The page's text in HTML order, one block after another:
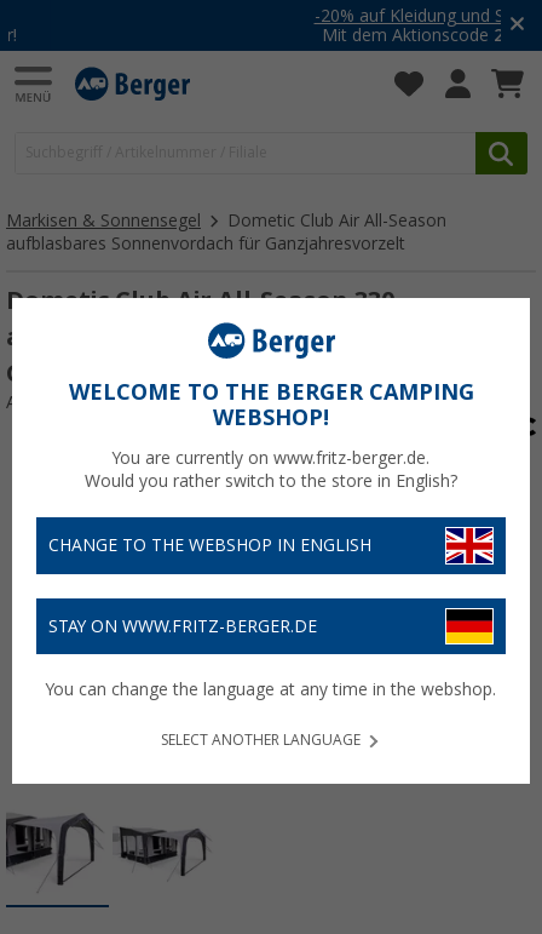
-20% auf Kleidung und Schuhe
Mit dem Aktionscode20SSV
Markisen & Sonnensegel
Dometic Club Air All-Season
aufblasbares Sonnenvordach für Ganzjahresvorzelt
Dometic Club Air All-Season 330
aufblasbares Sonnenvordach für
Ganzjahresvorzelt
Art.-Nr.: 348590WELCOME TO THE BERGER CAMPING
WEBSHOP!
You are currently on www.fritz-berger.de.
Would you rather switch to the store in English?
CHANGE TO THE WEBSHOP IN ENGLISH
STAY ON WWW.FRITZ-BERGER.DE
You can change the language at any time in the webshop.
SELECT ANOTHER LANGUAGE